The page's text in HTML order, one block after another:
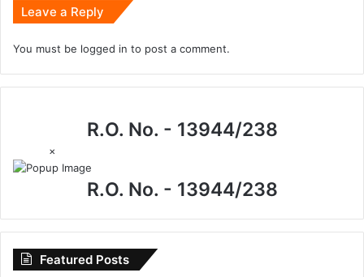
Leave a Reply
You must be logged in to post a comment.
R.O. No. - 13944/238
×
R.O. No. - 13944/238
Featured Posts